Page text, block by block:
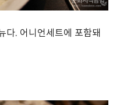
다. 어니언세트에 포함돼